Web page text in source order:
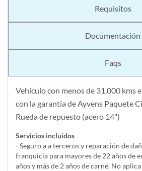
Requisitos
Documentación
Faqs
Vehículo con menos de 31.000 kms
con la garantía de Ayvens Paquete
Rueda de repuesto (acero 14")
Servicios incluidos
- Seguro a a terceros y reparación de
franquicia para mayores de 22 años de
años y más de 2 años de carné. No